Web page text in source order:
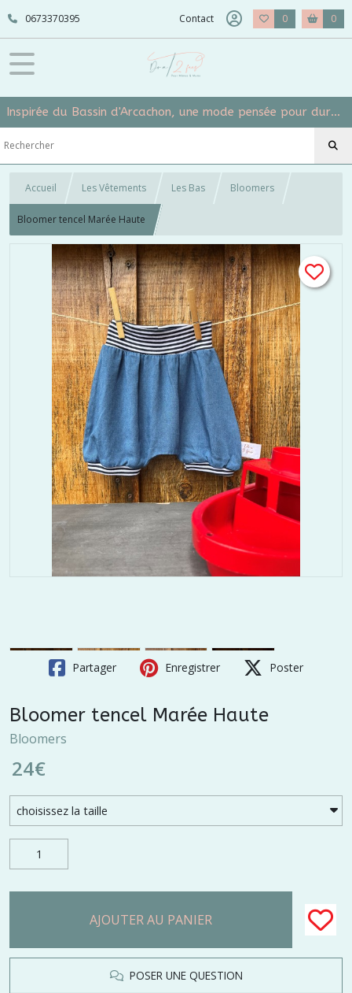
0673370395 Contact 0 0
Inspirée du Bassin d'Arcachon, une mode pensée pour durer et grandir avec vos mômes
Accueil Les Vêtements Les Bas Bloomers
Bloomer tencel Marée Haute
Partager Enregistrer Poster
Bloomer tencel Marée Haute
Bloomers
24€
AJOUTER AU PANIER
POSER UNE QUESTION